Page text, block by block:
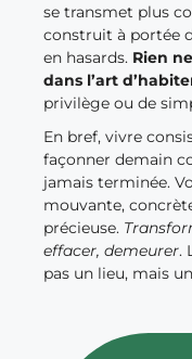
se transmet plus
construit à portée
en hasards. Rien
dans l’art
privilège ou de
En bref, vivre
façonner demain
jamais terminée.
mouvante,
précieuse.
effacer, demeurer.
pas un lieu, mais